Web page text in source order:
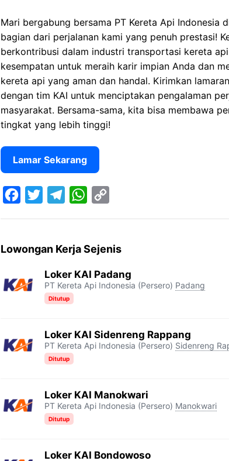
Mari bergabung bersama PT Kereta Api Indonesia
bagian dari perjalanan kami yang penuh prestasi!
berkontribusi dalam industri transportasi kereta
kesempatan untuk meraih karir impian Anda dan
kereta api yang aman dan handal. Kirimkan
dengan tim KAI untuk menciptakan pengalaman
masyarakat. Bersama-sama, kita bisa membawa
tingkat yang lebih tinggi!
Lamar Sekarang
c
b
i
t
l
g
r
m
a
s
A
p
p
L
k
Lowongan Kerja Sejenis
Loker KAI Padang
PT Kereta Api Indonesia (Persero) Padang
Ditutup
Loker KAI Sidenreng Rappang
PT Kereta Api Indonesia (Persero) Sidenreng
Ditutup
Loker KAI Manokwari
PT Kereta Api Indonesia (Persero) Manokwari
Ditutup
Loker KAI Bondowoso